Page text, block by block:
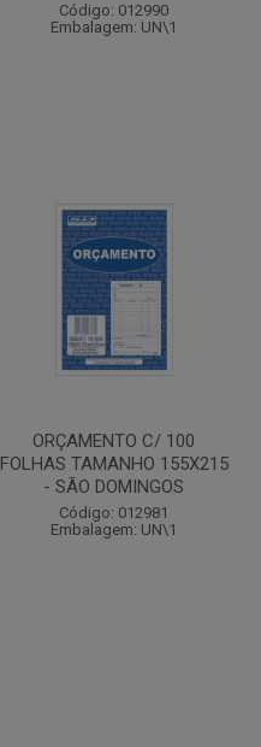
Código: 012990
Embalagem: UN\1
ORÇAMENTO C/ 100
FOLHAS TAMANHO 155X215
- SÃO DOMINGOS
Código: 012981
Embalagem: UN\1